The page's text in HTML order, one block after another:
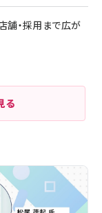
舗・採用まで広が
る